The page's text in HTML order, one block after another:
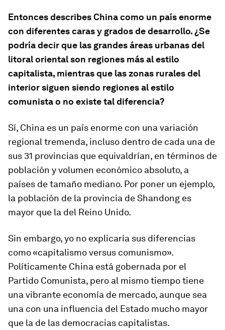
Entonces describes China como un país enorme
con diferentes caras y grados de desarrollo. ¿Se
podría decir que las grandes áreas urbanas del
litoral oriental son regiones más al estilo
capitalista, mientras que las zonas rurales del
interior siguen siendo regiones al estilo
comunista o no existe tal diferencia?
Sí, China es un país enorme con una variación
regional tremenda, incluso dentro de cada una de
sus 31 provincias que equivaldrían, en términos de
población y volumen económico absoluto, a
países de tamaño mediano. Por poner un ejemplo,
la población de la provincia de Shandong es
mayor que la del Reino Unido.
Sin embargo, yo no explicaría sus diferencias
como «capitalismo versus comunismo».
Políticamente China está gobernada por el
Partido Comunista, pero al mismo tiempo tiene
una vibrante economía de mercado, aunque sea
una con una influencia del Estado mucho mayor
que la de las democracias capitalistas.